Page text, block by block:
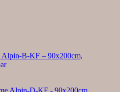
Alpin-B-KF – 90x200cm,